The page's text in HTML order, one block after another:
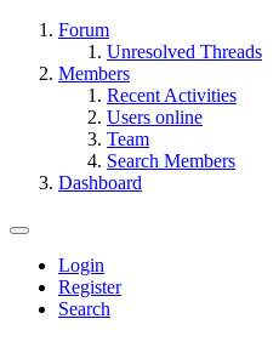
Forum
Unresolved Threads
Members
Recent Activities
Users online
Team
Search Members
Dashboard
Login
Register
Search